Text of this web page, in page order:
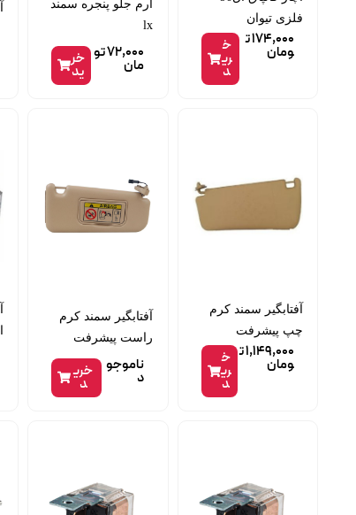
فلزی تیوان
174,000ت
ومان خ
ری
د
آرم جلو پنجره سمند
lx
72,000تو
مان خر
ید
آفتابگیر سمند کرم
چپ پیشرفت
1,149,000ت
ومان خ
ری
د
آفتابگیر سمند کرم
راست پیشرفت
ناموجو
د خری
د